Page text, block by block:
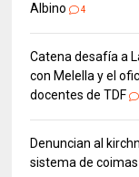
Albino
4
Catena desafía a
con Melella y el
docentes de TDF
Denuncian al
sistema de